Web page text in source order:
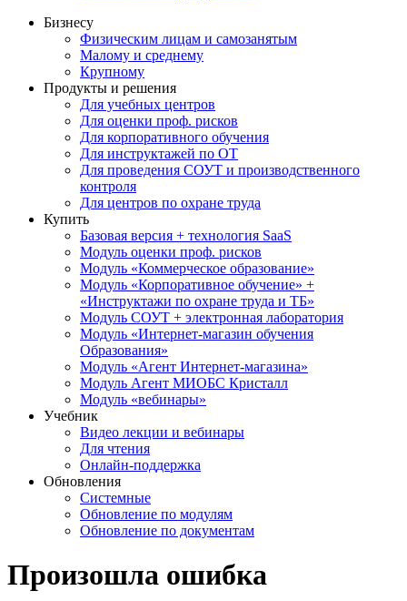
Бизнесу
Физическим лицам и самозанятым
Малому и среднему
Крупному
Продукты и решения
Для учебных центров
Для оценки проф. рисков
Для корпоративного обучения
Для инструктажей по ОТ
Для проведения СОУТ и производственного
контроля
Для центров по охране труда
Купить
Базовая версия + технология SaaS
Модуль оценки проф. рисков
Модуль «Коммерческое образование»
Модуль «Корпоративное обучение» +
«Инструктажи по охране труда и ТБ»
Модуль СОУТ + электронная лаборатория
Модуль «Интернет-магазин обучения
Образования»
Модуль «Агент Интернет-магазина»
Модуль Агент МИОБС Кристалл
Модуль «вебинары»
Учебник
Видео лекции и вебинары
Для чтения
Онлайн-поддержка
Обновления
Системные
Обновление по модулям
Обновление по документам
Произошла ошибка